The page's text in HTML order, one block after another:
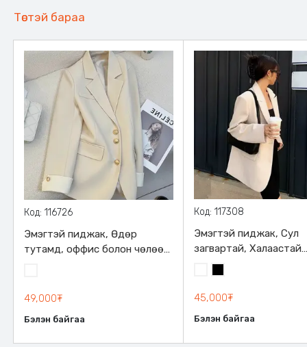
Төстэй бараа
Код: 116726
Эмэгтэй пиджак, Өдөр
тутамд, оффис болон чөлөөт
Мөрөндөө порлонтой, урдаа
нугалаастай, товчтой.
49,000₮
Бэлэн байгаа
Код: 117308
Эмэгтэй пиджак, Сул
загвартай, Халаастай
загварлаг дэгжин
45,000₮
Бэлэн байгаа